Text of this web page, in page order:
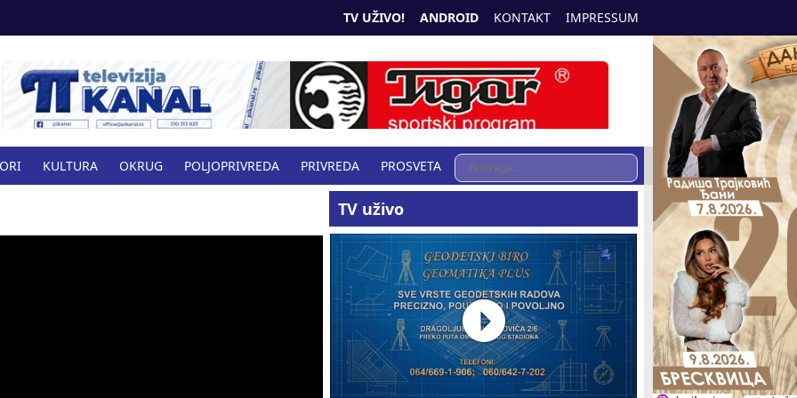
TV UŽIVO! ANDROID KONTAKT IMPRESSUM
KULTURA OKRUG POLJOPRIVREDA PRIVREDA PROSVETA
TV uživo